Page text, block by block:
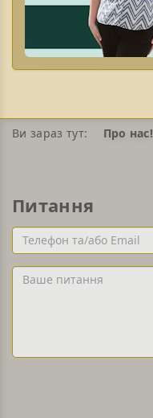
Ви зараз тут: Про нас!
Питання
Телефон
та/
або
Email
Ваше
питання